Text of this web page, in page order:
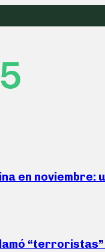
en noviembre: